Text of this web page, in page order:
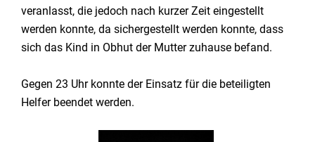
veranlasst, die jedoch nach kurzer Zeit eingestellt
werden konnte, da sichergestellt werden konnte, dass
sich das Kind in Obhut der Mutter zuhause befand.
Gegen 23 Uhr konnte der Einsatz für die beteiligten
Helfer beendet werden.